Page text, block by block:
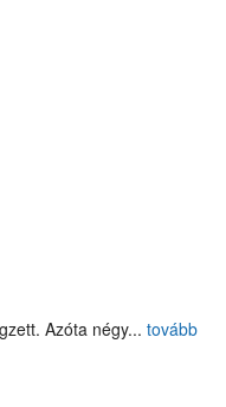
Azóta négy... tovább